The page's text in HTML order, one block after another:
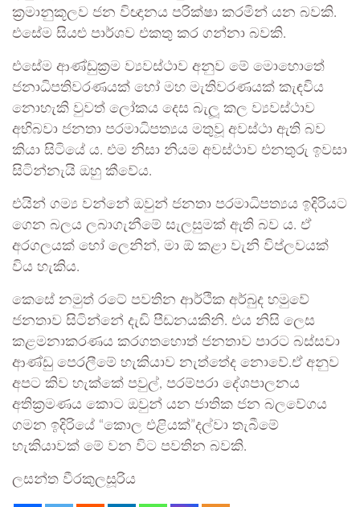
ක්‍රමානුකූලව ජන විඥානය පරික්ෂා කරමින් යන බවකි.
එසේම සියළු පාර්ශව එකතු කර ගන්නා බවකි.
එසේම ආණ්ඩුක්‍රම ව්‍යවස්ථාව අනුව මේ මොහොතේ
ජනාධිපතිවරණයක් හෝ මහ මැතිවරණයක් කැඳවිය
නොහැකි වුවත් ලෝකය දෙස බැලූ කල ව්‍යවස්ථාව
අභිබවා ජනතා පරමාධිපත්‍යය මතුවූ අවස්ථා ඇති බව
කියා සිටියේ ය. එම නිසා නියම අවස්ථාව එනතුරු ඉවසා
සිටින්නැයි ඔහු කීවේය.
එයින් ගම්‍ය වන්නේ ඔවුන් ජනතා පරමාධිපත්‍යය ඉදිරියට
ගෙන බලය ලබාගැනීමේ සැලසුමක් ඇති බව ය. ඒ
අරගලයක් හෝ ලෙනින්, මා ඕ කළා වැනි විප්ලවයක්
විය හැකිය.
කෙසේ නමුත් රටේ පවතින ආර්ථික අර්බුද හමුවේ
ජනතාව සිටින්නේ දැඩි පීඩනයකිනි. එය නිසි ලෙස
කළමනාකරණය කරගතහොත් ජනතාව පාරට බස්සවා
ආණ්ඩු පෙරලීමේ හැකියාව නැත්තේද නොවේ.ඒ අනුව
අපට කිව හැක්කේ පවුල්, පරම්පරා දේශපාලනය
අතික්‍රමණය කොට ඔවුන් යන ජාතික ජන බලවේගය
ගමන ඉදිරියේ “කොල එළියක්”දල්වා තැබීමේ
හැකියාවක් මේ වන විට පවතින බවකි.
ලසන්ත වීරකුලසූරිය